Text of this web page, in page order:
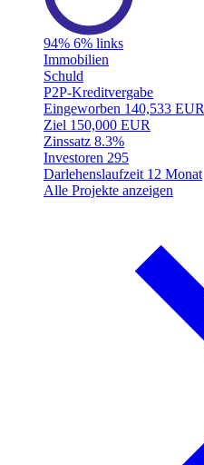
94% 6% links
Immobilien
Schuld
P2P-Kreditvergabe
Eingeworben 140,533 EUR
Ziel 150,000 EUR
Zinssatz 8.3%
Investoren 295
Darlehenslaufzeit 12 Monat
Alle Projekte anzeigen